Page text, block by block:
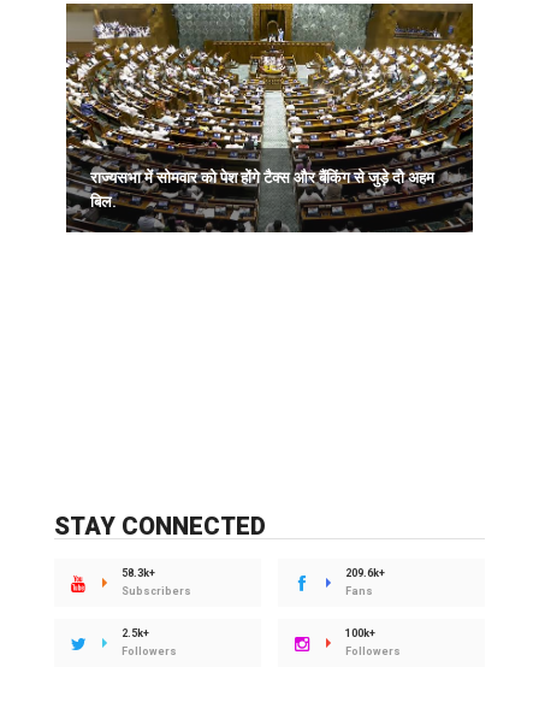
राज्यसभा में सोमवार को पेश होंगे टैक्स और बैंकिंग से जुड़े दो अहम
बिल.
STAY CONNECTED
58.3k+
Subscribers
209.6k+
Fans
2.5k+
Followers
100k+
Followers